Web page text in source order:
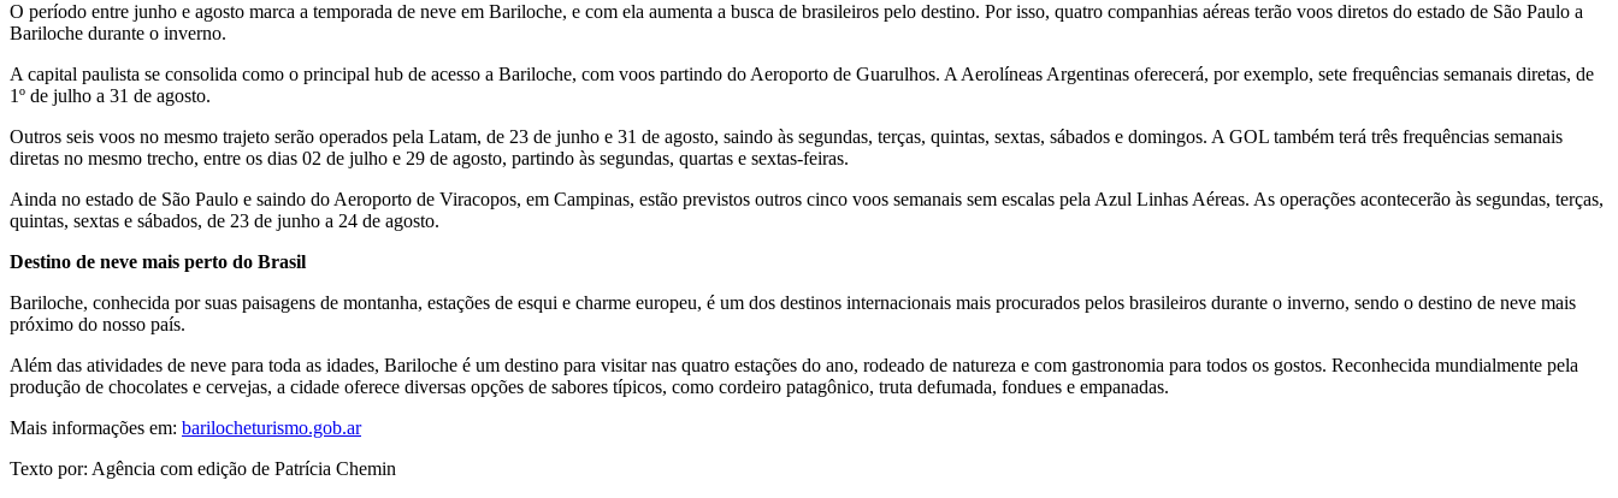
O período entre junho e agosto marca a temporada de neve em Bariloche, e com ela aumenta a busca de brasileiros pelo destino. Por isso, quatro companhias aéreas terão voos diretos do estado de São Paulo a
Bariloche durante o inverno.
A capital paulista se consolida como o principal hub de acesso a Bariloche, com voos partindo do Aeroporto de Guarulhos. A Aerolíneas Argentinas oferecerá, por exemplo, sete frequências semanais diretas, de
1º de julho a 31 de agosto.
Outros seis voos no mesmo trajeto serão operados pela Latam, de 23 de junho e 31 de agosto, saindo às segundas, terças, quintas, sextas, sábados e domingos. A GOL também terá três frequências semanais
diretas no mesmo trecho, entre os dias 02 de julho e 29 de agosto, partindo às segundas, quartas e sextas-feiras.
Ainda no estado de São Paulo e saindo do Aeroporto de Viracopos, em Campinas, estão previstos outros cinco voos semanais sem escalas pela Azul Linhas Aéreas. As operações acontecerão às segundas, terças,
quintas, sextas e sábados, de 23 de junho a 24 de agosto.
Destino de neve mais perto do Brasil
Bariloche, conhecida por suas paisagens de montanha, estações de esqui e charme europeu, é um dos destinos internacionais mais procurados pelos brasileiros durante o inverno, sendo o destino de neve mais
próximo do nosso país.
Além das atividades de neve para toda as idades, Bariloche é um destino para visitar nas quatro estações do ano, rodeado de natureza e com gastronomia para todos os gostos. Reconhecida mundialmente pela
produção de chocolates e cervejas, a cidade oferece diversas opções de sabores típicos, como cordeiro patagônico, truta defumada, fondues e empanadas.
Mais informações em: barilocheturismo.gob.ar
Texto por: Agência com edição de Patrícia Chemin